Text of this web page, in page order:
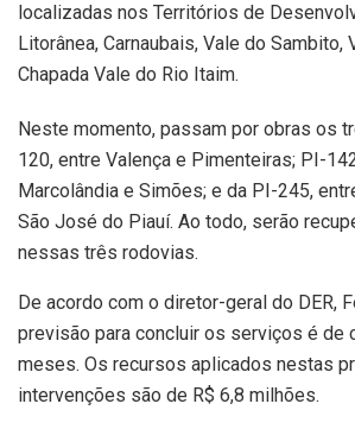
localizadas nos Territórios de
Litorânea, Carnaubais, Vale do Sambito,
Chapada Vale do Rio Itaim.
Neste momento, passam por obras os
120, entre Valença e Pimenteiras; PI-
Marcolândia e Simões; e da PI-245,
São José do Piauí. Ao todo, serão
nessas três rodovias.
De acordo com o diretor-geral do DER,
previsão para concluir os serviços é de
meses. Os recursos aplicados nestas
intervenções são de R$ 6,8 milhões.